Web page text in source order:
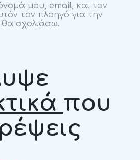
μου, email, και τον
τον πλοηγό για την
σχολιάσω.
που